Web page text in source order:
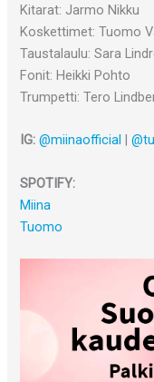
Kitarat: Jarmo Nikku
Koskettimet: Tuomo
Taustalaulu: Sara
Fonit: Heikki Pohto
Trumpetti: Tero
IG: @miinaofficial |
SPOTIFY:
Miina
Tuomo